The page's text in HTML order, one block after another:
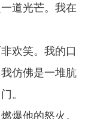
道光芒。我在
欢笑。我的口
仿佛是一堆肮
。
他的怒火。